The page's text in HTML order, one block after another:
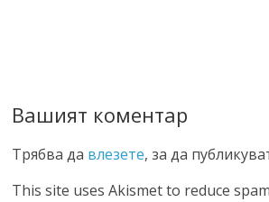
Вашият коментар
Трябва да влезете, за да
This site uses Akismet to reduce